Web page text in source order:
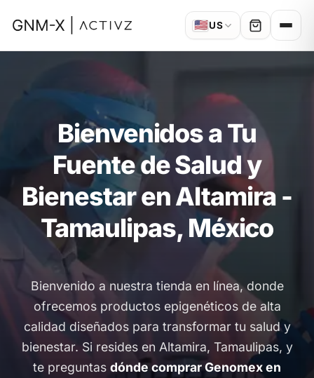
🇺🇸US
Bienvenidos a Tu
Fuente de Salud y
Bienestar en Altamira -
Tamaulipas, México
Bienvenido a nuestra tienda en línea, donde
ofrecemos productos epigenéticos de alta
calidad diseñados para transformar tu salud y
bienestar. Si resides en Altamira, Tamaulipas, y
te preguntas dónde comprar Genomex en